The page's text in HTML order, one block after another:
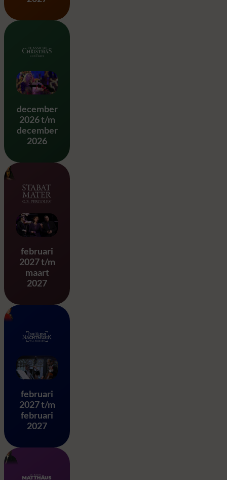
Classical Christmas
december
2026 t/m
december
2026
Stabat Mater – G.B.
februari
2027 t/m
maart
2027
Eine Kleine Nachtmusik –
februari
2027 t/m
februari
2027